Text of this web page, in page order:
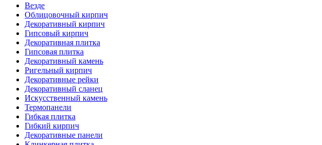
Везде
Облицовочный кирпич
Декоративный кирпич
Гипсовый кирпич
Декоративная плитка
Гипсовая плитка
Декоративный камень
Ригельный кирпич
Декоративные рейки
Декоративный сланец
Искусственный камень
Термопанели
Гибкая плитка
Гибкий кирпич
Декоративные панели